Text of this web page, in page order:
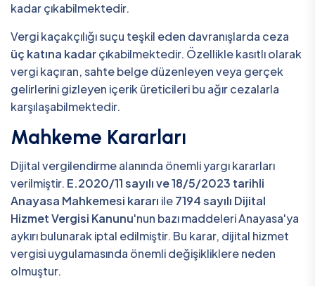
kadar çıkabilmektedir.
Vergi kaçakçılığı suçu teşkil eden davranışlarda ceza
üç katına kadarçıkabilmektedir. Özellikle kasıtlı olarak
vergi kaçıran, sahte belge düzenleyen veya gerçek
gelirlerini gizleyen içerik üreticileri bu ağır cezalarla
karşılaşabilmektedir.
Mahkeme Kararları
Dijital vergilendirme alanında önemli yargı kararları
verilmiştir. E.2020/11 sayılı ve 18/5/2023 tarihli
Anayasa Mahkemesi kararı ile7194 sayılı Dijital
Hizmet Vergisi Kanunu'nun bazı maddeleri Anayasa'ya
aykırı bulunarak iptal edilmiştir. Bu karar, dijital hizmet
vergisi uygulamasında önemli değişikliklere neden
olmuştur.